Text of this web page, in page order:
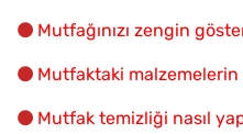
Mutfağınızı zengin
Mutfaktaki
Mutfak temizliği nasıl